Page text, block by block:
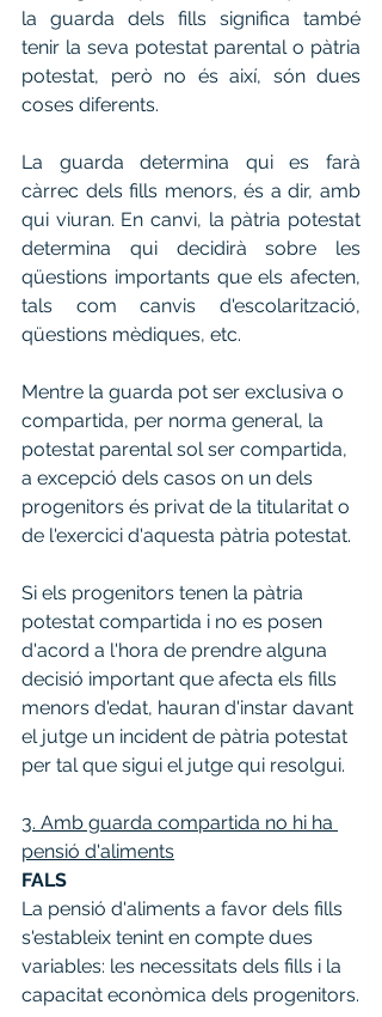
la guarda dels fills significa també
tenir la seva potestat parental o pàtria
potestat, però no és així, són dues
coses diferents.
La guarda determina qui es farà
càrrec dels fills menors, és a dir, amb
qui viuran. En canvi, la pàtria potestat
determina qui decidirà sobre les
qüestions importants que els afecten,
tals com canvis d'escolarització,
qüestions mèdiques, etc.
Mentre la guarda pot ser exclusiva o
compartida, per norma general, la
potestat parental sol ser compartida,
a excepció dels casos on un dels
progenitors és privat de la titularitat o
de l'exercici d'aquesta pàtria potestat.
Si els progenitors tenen la pàtria
potestat compartida i no es posen
d'acord a l'hora de prendre alguna
decisió important que afecta els fills
menors d'edat, hauran d'instar davant
el jutge un incident de pàtria potestat
per tal que sigui el jutge qui resolgui.
3. Amb guarda compartida no hi ha
pensió d'aliments
FALS
La pensió d'aliments a favor dels fills
s'estableix tenint en compte dues
variables: les necessitats dels fills i la
capacitat econòmica dels progenitors.